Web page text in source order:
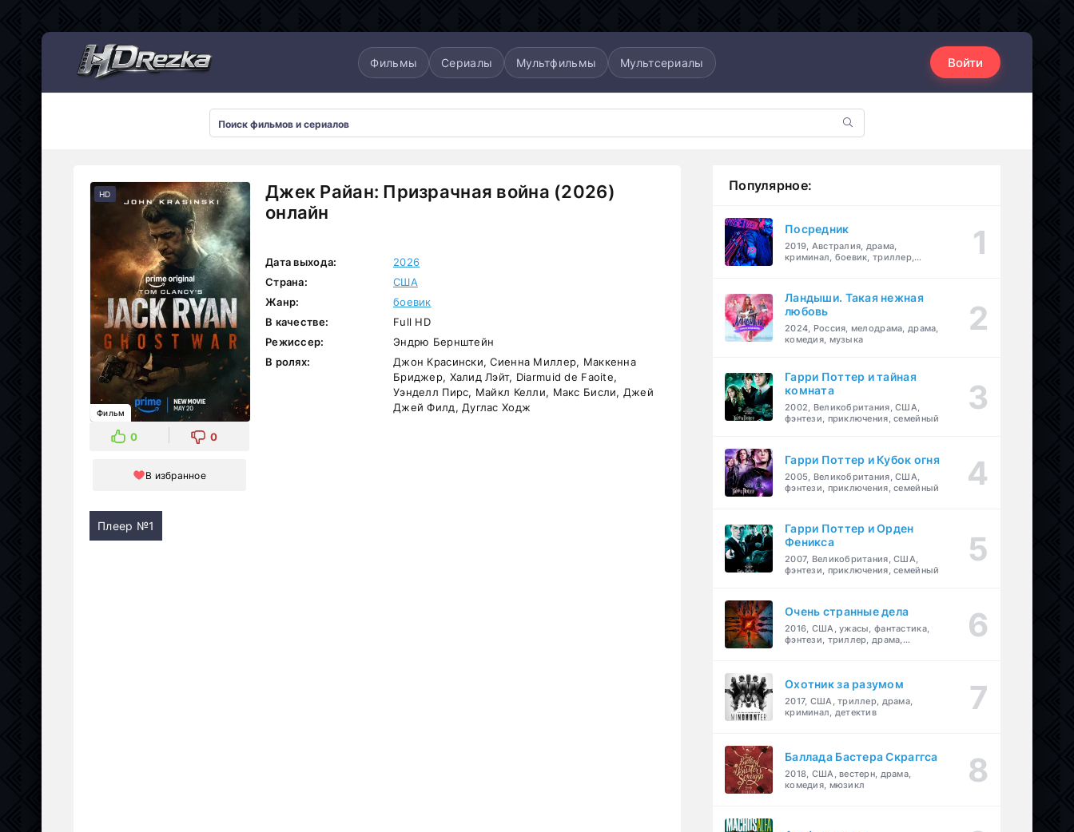
Фильмы Сериалы Мультфильмы Мультсериалы Войти
Джек Райан: Призрачная война (2026)
онлайн
HD
Фильм
0 0
В избранное
Дата выхода:
2026
Страна:
США
Жанр:
боевик
В качестве:
Full HD
Режиссер:
Эндрю Бернштейн
В ролях:
Джон Красински, Сиенна Миллер, Маккенна
Бриджер, Халид Лэйт, Diarmuid de Faoite,
Уэнделл Пирс, Майкл Келли, Макс Бисли, Джей
Джей Филд, Дуглас Ходж
Плеер №1
Популярное:
Посредник
2019, Австралия, драма,
криминал, боевик, триллер,
Ландыши. Такая нежная
любовь
2024, Россия, мелодрама, драма,
комедия, музыка
Гарри Поттер и тайная
комната
2002, Великобритания, США,
фэнтези, приключения, семейный
Гарри Поттер и Кубок огня
2005, Великобритания, США,
фэнтези, приключения, семейный
Гарри Поттер и Орден
Феникса
2007, Великобритания, США,
фэнтези, приключения, семейный
Очень странные дела
2016, США, ужасы, фантастика,
фэнтези, триллер, драма,
Охотник за разумом
2017, США, триллер, драма,
криминал, детектив
Баллада Бастера Скраггса
2018, США, вестерн, драма,
комедия, мюзикл
Мультсериалы